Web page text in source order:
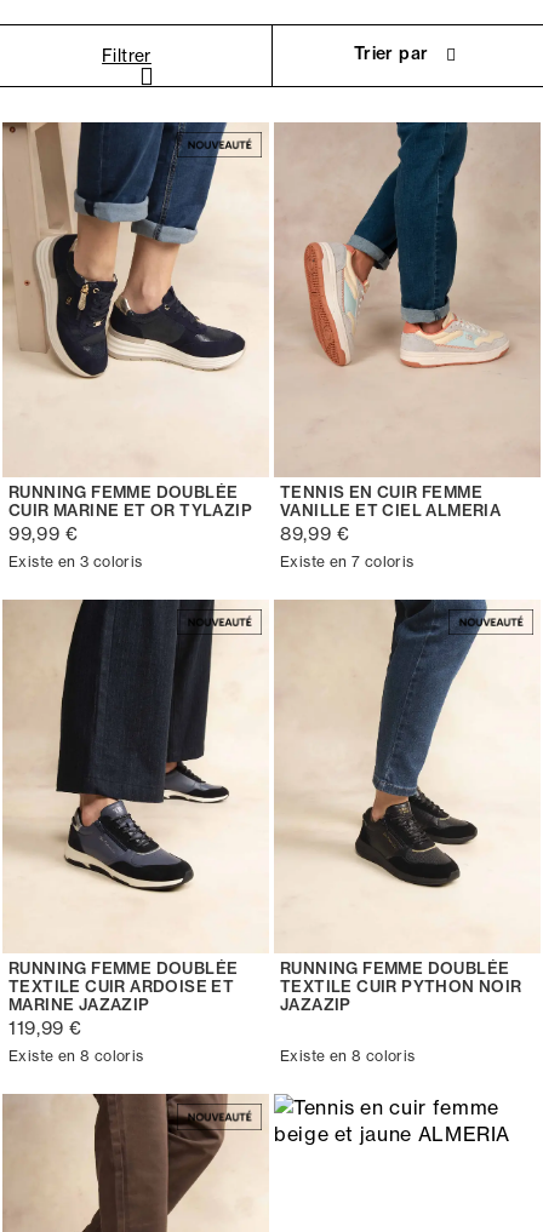
Filtrer Trier par
RUNNING FEMME DOUBLÉE
CUIR MARINE ET OR TYLAZIP
99,99 €
Existe en 3 coloris
TENNIS EN CUIR FEMME
VANILLE ET CIEL ALMERIA
89,99 €
Existe en 7 coloris
RUNNING FEMME DOUBLÉE
TEXTILE CUIR ARDOISE ET
MARINE JAZAZIP
119,99 €
Existe en 8 coloris
RUNNING FEMME DOUBLÉE
TEXTILE CUIR PYTHON NOIR
JAZAZIP
Existe en 8 coloris